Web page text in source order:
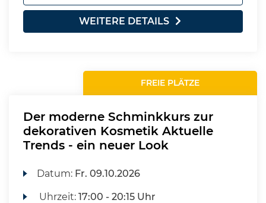
WEITERE DETAILS
FREIE PLÄTZE
Der moderne Schminkkurs zur
dekorativen Kosmetik Aktuelle
Trends - ein neuer Look
Datum: Fr. 09.10.2026
Uhrzeit:17:00 - 20:15 Uhr